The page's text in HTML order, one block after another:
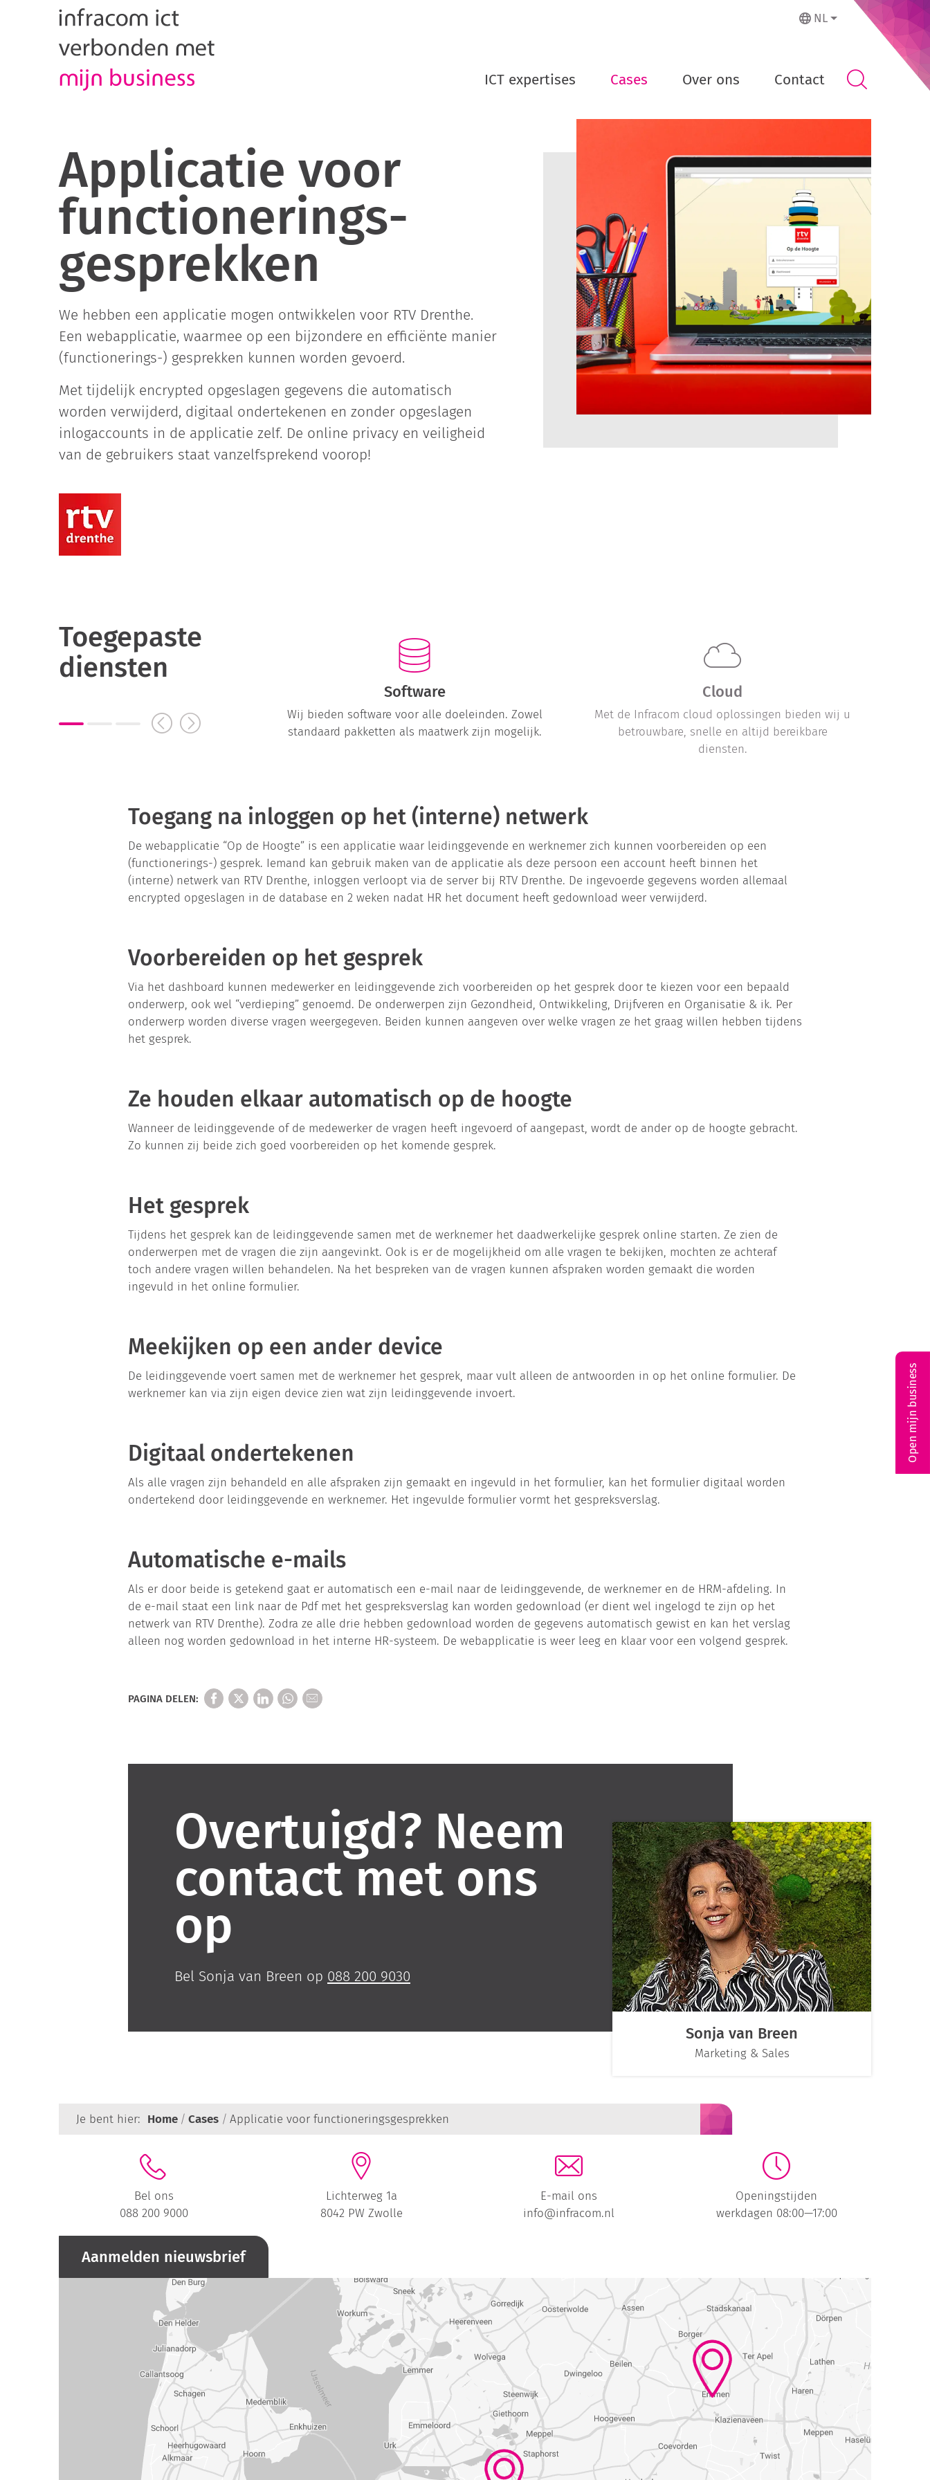
NL
ICT expertises Cases Over ons Contact
Applicatie voor
functionerings­
gesprekken
We hebben een applicatie mogen ontwikkelen voor RTV Drenthe.
Een webapplicatie, waarmee op een bijzondere en efficiënte manier
(functionerings-) gesprekken kunnen worden gevoerd.
Met tijdelijk encrypted opgeslagen gegevens die automatisch
worden verwijderd, digitaal ondertekenen en zonder opgeslagen
inlogaccounts in de applicatie zelf. De online privacy en veiligheid
van de gebruikers staat vanzelfsprekend voorop!
Toegepaste
diensten
Software
Wij bieden software voor alle doeleinden. Zowel
standaard pakketten als maatwerk zijn mogelijk.
Cloud
Met de Infracom cloud oplossingen bieden wij u
betrouwbare, snelle en altijd bereikbare
diensten.
Toegang na inloggen op het (interne) netwerk
De webapplicatie “Op de Hoogte” is een applicatie waar leidinggevende en werknemer zich kunnen voorbereiden op een
(functionerings-) gesprek. Iemand kan gebruik maken van de applicatie als deze persoon een account heeft binnen het
(interne) netwerk van RTV Drenthe, inloggen verloopt via de server bij RTV Drenthe. De ingevoerde gegevens worden allemaal
encrypted opgeslagen in de database en 2 weken nadat HR het document heeft gedownload weer verwijderd.
Voorbereiden op het gesprek
Via het dashboard kunnen medewerker en leidinggevende zich voorbereiden op het gesprek door te kiezen voor een bepaald
onderwerp, ook wel “verdieping” genoemd. De onderwerpen zijn Gezondheid, Ontwikkeling, Drijfveren en Organisatie & ik. Per
onderwerp worden diverse vragen weergegeven. Beiden kunnen aangeven over welke vragen ze het graag willen hebben tijdens
het gesprek.
Ze houden elkaar automatisch op de hoogte
Wanneer de leidinggevende of de medewerker de vragen heeft ingevoerd of aangepast, wordt de ander op de hoogte gebracht.
Zo kunnen zij beide zich goed voorbereiden op het komende gesprek.
Het gesprek
Tijdens het gesprek kan de leidinggevende samen met de werknemer het daadwerkelijke gesprek online starten. Ze zien de
onderwerpen met de vragen die zijn aangevinkt. Ook is er de mogelijkheid om alle vragen te bekijken, mochten ze achteraf
toch andere vragen willen behandelen. Na het bespreken van de vragen kunnen afspraken worden gemaakt die worden
ingevuld in het online formulier.
Meekijken op een ander device
De leidinggevende voert samen met de werknemer het gesprek, maar vult alleen de antwoorden in op het online formulier. De
werknemer kan via zijn eigen device zien wat zijn leidinggevende invoert.
Digitaal ondertekenen
Als alle vragen zijn behandeld en alle afspraken zijn gemaakt en ingevuld in het formulier, kan het formulier digitaal worden
ondertekend door leidinggevende en werknemer. Het ingevulde formulier vormt het gespreksverslag.
Automatische e-mails
Als er door beide is getekend gaat er automatisch een e-mail naar de leidinggevende, de werknemer en de HRM-afdeling. In
de e-mail staat een link naar de Pdf met het gespreksverslag kan worden gedownload (er dient wel ingelogd te zijn op het
netwerk van RTV Drenthe). Zodra ze alle drie hebben gedownload worden de gegevens automatisch gewist en kan het verslag
alleen nog worden gedownload in het interne HR-systeem. De webapplicatie is weer leeg en klaar voor een volgend gesprek.
PAGINA DELEN:
Overtuigd? Neem
contact met ons
op
Bel Sonja van Breen op 088 200 9030
Sonja van Breen
Marketing & Sales
Open mijn business
Je bent hier: Home Cases Applicatie voor functionerings­gesprekken
Bel ons
088 200 9000
Lichterweg 1a
8042 PW Zwolle
E-mail ons
info@infracom.nl
Openingstijden
werkdagen 08:00—17:00
Aanmelden nieuwsbrief